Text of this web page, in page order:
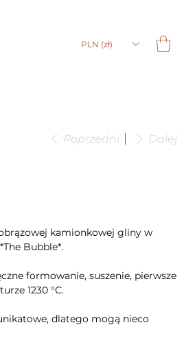
PLN (zł)
Poprzedni Dalej
kamionkowej gliny w
Bubble*.
formowanie, suszenie, pierwsze
1230 °C.
dlatego mogą nieco